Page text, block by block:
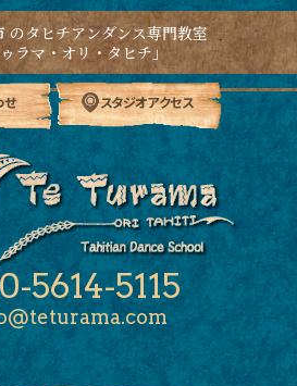
のタヒチアンダンス専門教室
ラマ・オリ・タヒチ」
せ スタジオアクセス
5614-5115